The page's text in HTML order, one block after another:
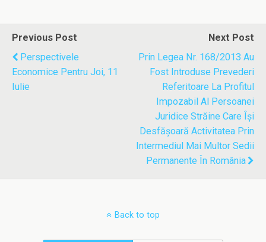
Previous Post
Perspectivele
Economice Pentru Joi, 11
Iulie
Next Post
Prin Legea Nr. 168/2013 Au
Fost Introduse Prevederi
Referitoare La Profitul
Impozabil Al Persoanei
Juridice Străine Care Îşi
Desfăşoară Activitatea Prin
Intermediul Mai Multor Sedii
Permanente În România
Back to top